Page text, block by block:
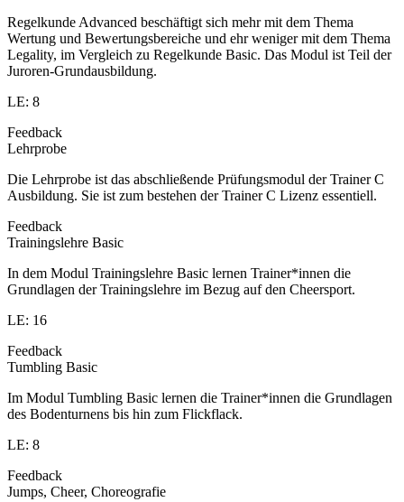
Regelkunde Advanced beschäftigt sich mehr mit dem Thema
Wertung und Bewertungsbereiche und ehr weniger mit dem Thema
Legality, im Vergleich zu Regelkunde Basic. Das Modul ist Teil der
Juroren-Grundausbildung.
LE: 8
Feedback
Lehrprobe
Die Lehrprobe ist das abschließende Prüfungsmodul der Trainer C
Ausbildung. Sie ist zum bestehen der Trainer C Lizenz essentiell.
Feedback
Trainingslehre Basic
In dem Modul Trainingslehre Basic lernen Trainer*innen die
Grundlagen der Trainingslehre im Bezug auf den Cheersport.
LE: 16
Feedback
Tumbling Basic
Im Modul Tumbling Basic lernen die Trainer*innen die Grundlagen
des Bodenturnens bis hin zum Flickflack.
LE: 8
Feedback
Jumps, Cheer, Choreografie